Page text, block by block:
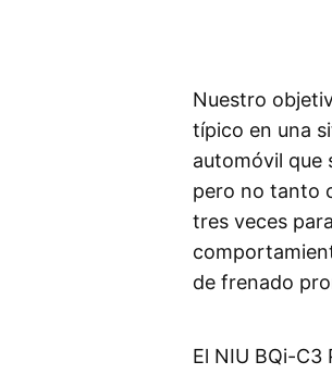
Nuestro
típico en una
automóvil que
pero no tanto
tres veces
de frenado
El NIU BQi-C3